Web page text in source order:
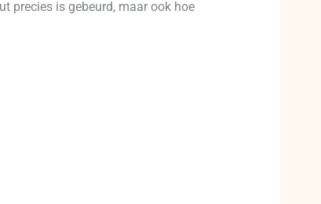
precies is gebeurd, maar ook hoe